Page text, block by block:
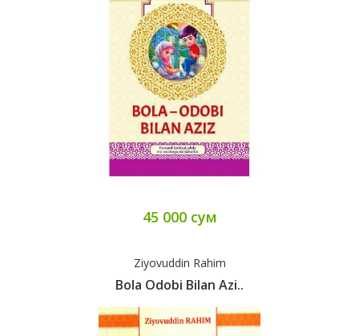
45 000 сум
Ziyovuddin Rahim
Bola Odobi Bilan Azi..